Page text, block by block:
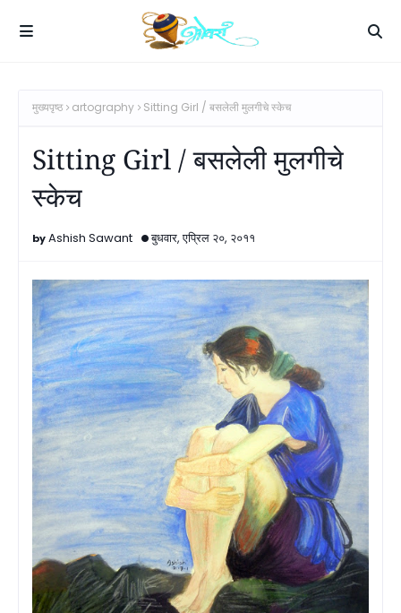
मुख्यपृष्ठ artography Sitting Girl / बसलेली मुलगीचे स्केच
Sitting Girl / बसलेली मुलगीचे
स्केच
Ashish Sawant बुधवार, एप्रिल २०, २०११